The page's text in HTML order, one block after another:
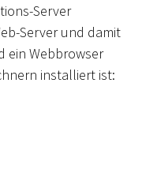
Server
Server und damit
ein Webbrowser
installiert ist: